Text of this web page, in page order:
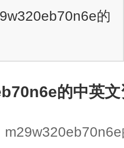
的
的中英文